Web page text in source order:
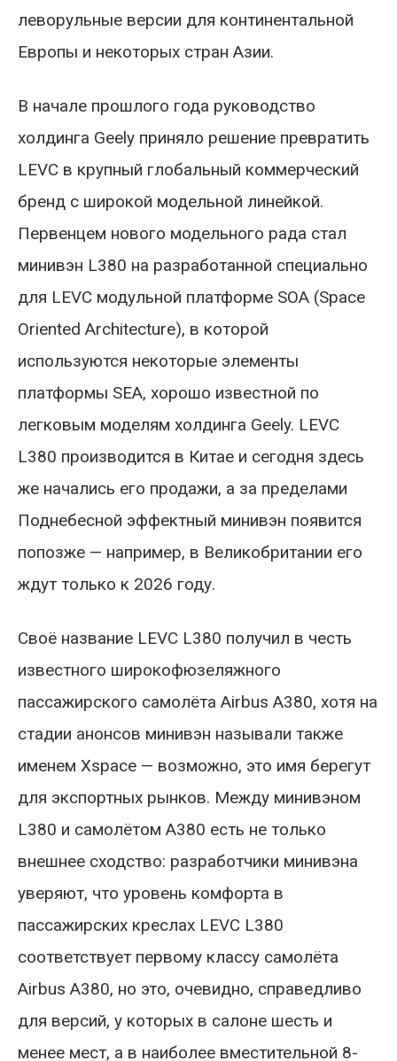
леворульные версии для континентальной
Европы и некоторых стран Азии.
В начале прошлого года руководство
холдинга Geely приняло решение превратить
LEVC в крупный глобальный коммерческий
бренд с широкой модельной линейкой.
Первенцем нового модельного рада стал
минивэн L380 на разработанной специально
для LEVC модульной платформе SOA (Space
Oriented Architecture), в которой
используются некоторые элементы
платформы SEA, хорошо известной по
легковым моделям холдинга Geely. LEVC
L380 производится в Китае и сегодня здесь
же начались его продажи, а за пределами
Поднебесной эффектный минивэн появится
попозже — например, в Великобритании его
ждут только к 2026 году.
Своё название LEVC L380 получил в честь
известного широкофюзеляжного
пассажирского самолёта Airbus A380, хотя на
стадии анонсов минивэн называли также
именем Xspace — возможно, это имя берегут
для экспортных рынков. Между минивэном
L380 и самолётом A380 есть не только
внешнее сходство: разработчики минивэна
уверяют, что уровень комфорта в
пассажирских креслах LEVC L380
соответствует первому классу самолёта
Airbus A380, но это, очевидно, справедливо
для версий, у которых в салоне шесть и
менее мест, а в наиболее вместительной 8-